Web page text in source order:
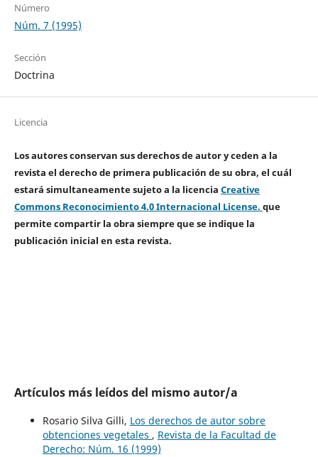
Número
Núm. 7 (1995)
Sección
Doctrina
Licencia
Los autores conservan sus derechos de autor y ceden a la
revista el derecho de primera publicación de su obra, el cuál
estará simultaneamente sujeto a la licencia Creative
Commons Reconocimiento 4.0 Internacional License. que
permite compartir la obra siempre que se indique la
publicación inicial en esta revista.
Artículos más leídos del mismo autor/a
Rosario Silva Gilli, Los derechos de autor sobre
obtenciones vegetales , Revista de la Facultad de
Derecho: Núm. 16 (1999)